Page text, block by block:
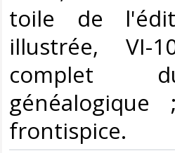
toile de
illustrée, VI-
complet
frontispice. ‎